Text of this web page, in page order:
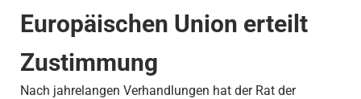
Europäischen Union erteilt
Zustimmung
Nach jahrelangen Verhandlungen hat der Rat der